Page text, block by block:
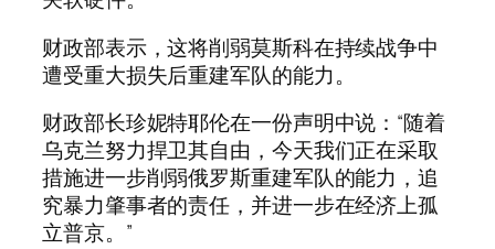
财政部表示，这将削弱莫斯科在持续战争中
遭受重大损失后重建军队的能力。
财政部长珍妮特耶伦在一份声明中说：“随着
乌克兰努力捍卫其自由，今天我们正在采取
措施进一步削弱俄罗斯重建军队的能力，追
究暴力肇事者的责任，并进一步在经济上孤
立普京。”